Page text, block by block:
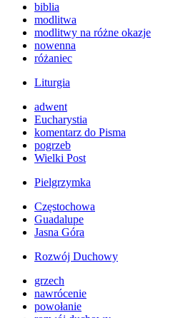
biblia
modlitwa
modlitwy na różne okazje
nowenna
różaniec
Liturgia
adwent
Eucharystia
komentarz do Pisma
pogrzeb
Wielki Post
Pielgrzymka
Częstochowa
Guadalupe
Jasna Góra
Rozwój Duchowy
grzech
nawrócenie
powołanie